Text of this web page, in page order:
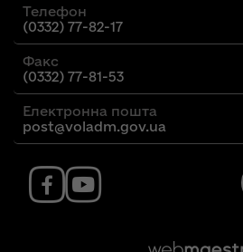
Телефон
(0332) 77-82-17
Факс
(0332) 77-81-53
Електронна пошта
post@voladm.gov.ua